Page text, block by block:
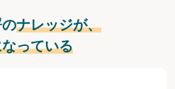
ナレッジが、
っている